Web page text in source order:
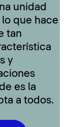
unidad
lo que hace
tan
y
es la
a todos.